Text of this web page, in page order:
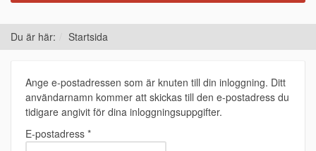
Du är här: Startsida
Ange e-postadressen som är knuten till din inloggning. Ditt
användarnamn kommer att skickas till den e-postadress du
tidigare angivit för dina inloggningsuppgifter.
E-postadress *